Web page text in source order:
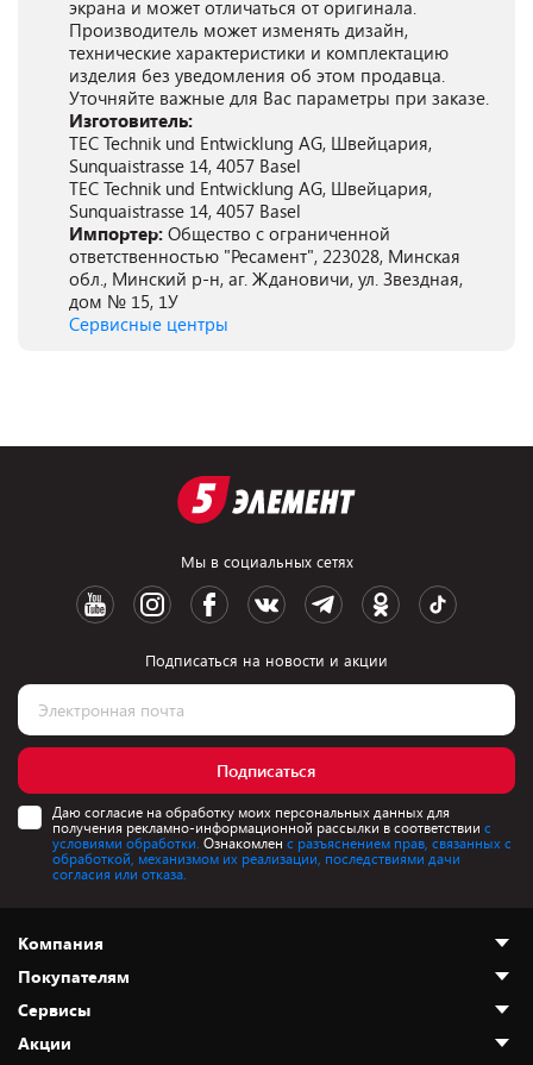
экрана и может отличаться от оригинала.
Производитель может изменять дизайн,
технические характеристики и комплектацию
изделия без уведомления об этом продавца.
Уточняйте важные для Вас параметры при заказе.
Изготовитель:
TEC Technik und Entwicklung AG, Швейцария,
Sunquaistrasse 14, 4057 Basel
TEC Technik und Entwicklung AG, Швейцария,
Sunquaistrasse 14, 4057 Basel
Импортер: Общество с ограниченной
ответственностью "Ресамент", 223028, Минская
обл., Минский р-н, аг. Ждановичи, ул. Звездная,
дом № 15, 1У
Сервисные центры
Мы в социальных сетях
Подписаться на новости и акции
Подписаться
Даю согласие на обработку моих персональных данных для
получения рекламно-информационной рассылки в соответствии с
условиями обработки. Ознакомлен с разъяснением прав, связанных с
обработкой, механизмом их реализации, последствиями дачи
согласия или отказа.
Компания
О нас
Адреса магазинов
Новости
Покупателям
Как сделать заказ
Оплата и доставка
Сервисы
Акции